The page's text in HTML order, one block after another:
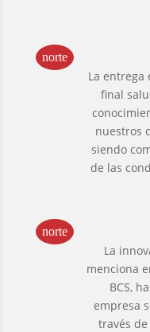
norte
La
final
nuestros
siendo
de las
norte
La
menciona
BCS,
empresa
través